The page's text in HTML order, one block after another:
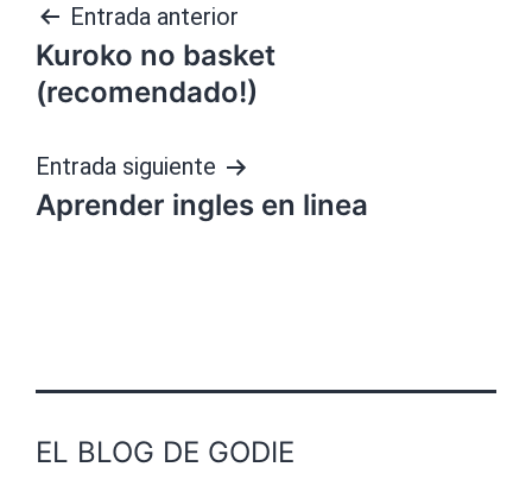
Navegación
de
Entrada anterior
Kuroko no basket
(recomendado!)
Entrada siguiente
Aprender ingles en linea
EL BLOG DE GODIE